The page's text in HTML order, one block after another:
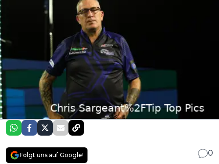
Folgt uns auf Google!
0